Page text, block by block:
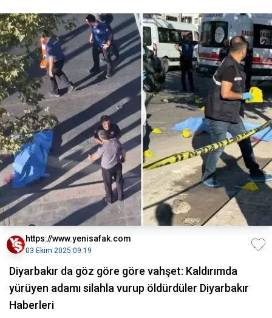
https://www.yenisafak.com
03 Ekim 2025 09:19
Diyarbakır da göz göre göre vahşet: Kaldırımda
yürüyen adamı silahla vurup öldürdüler Diyarbakır
Haberleri